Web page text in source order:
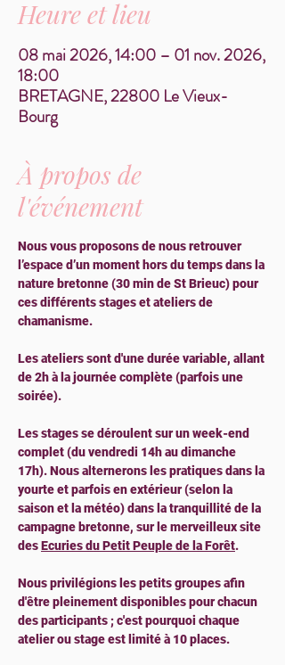
Heure et lieu
08 mai 2026, 14:00 – 01 nov. 2026,
18:00
BRETAGNE, 22800 Le Vieux-
Bourg
À propos de
l'événement
Nous vous proposons de nous retrouver
l’espace d’un moment hors du temps dans la
nature bretonne (30 min de St Brieuc) pour
ces différents stages et ateliers de
chamanisme.
Les ateliers sont d'une durée variable, allant
de 2h à la journée complète (parfois une
soirée).
Les stages se déroulent sur un week-end
complet (du vendredi 14h au dimanche
17h). Nous alternerons les pratiques dans la
yourte et parfois en extérieur (selon la
saison et la météo) dans la tranquillité de la
campagne bretonne, sur le merveilleux site
des Ecuries du Petit Peuple de la Forêt.
Nous privilégions les petits groupes afin
d'être pleinement disponibles pour chacun
des participants ; c'est pourquoi chaque
atelier ou stage est limité à 10 places.